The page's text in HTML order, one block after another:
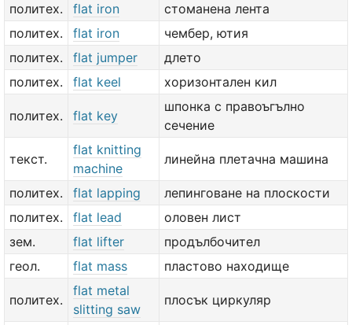
политех.
flat iron
стоманена лента
политех.
flat iron
чембер, ютия
политех.
flat jumper
длето
политех.
flat keel хоризонтален кил
политех. flat key
шпонка с правоъгълно
сечение
текст.
flat knitting
machine
линейна плетачна машина
политех. flat lapping
лепинговане на плоскости
политех.
flat lead
оловен лист
зем.
flat lifter
продълбочител
геол.
flat mass пластово находище
политех.
flat metal
slitting saw
плосък циркуляр